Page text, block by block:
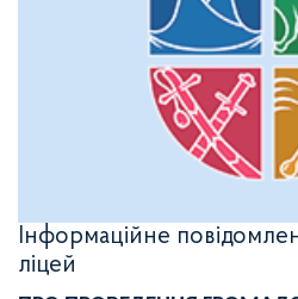
Інформаційне
ліцей